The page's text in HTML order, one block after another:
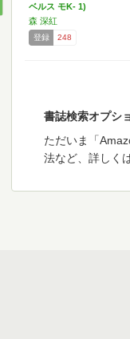
ベルス モK- 1)
森 深紅
登録 248
書誌検索オプシ
ただいま「
法など、詳しく